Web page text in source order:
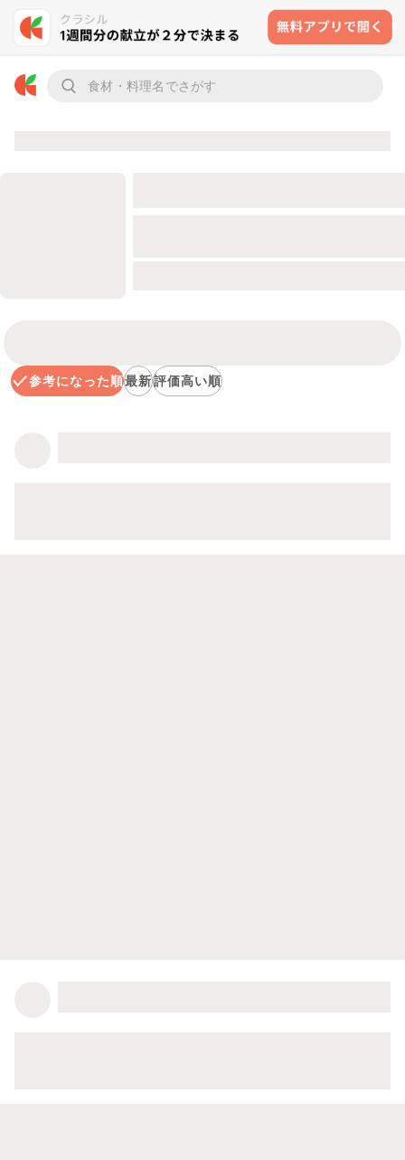
参考になった順最新評価高い順